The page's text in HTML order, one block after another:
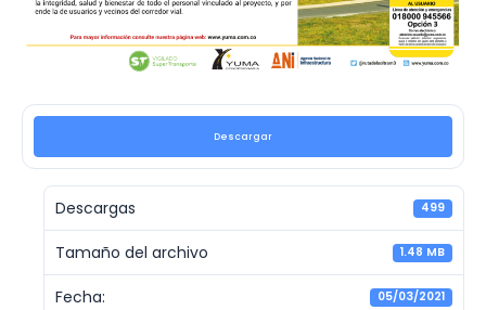
Descargar
Descargas 499
Tamaño del archivo 1.48 MB
Fecha: 05/03/2021